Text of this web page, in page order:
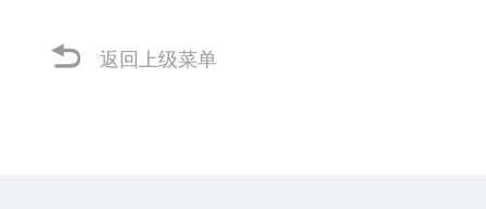
返回上级菜单